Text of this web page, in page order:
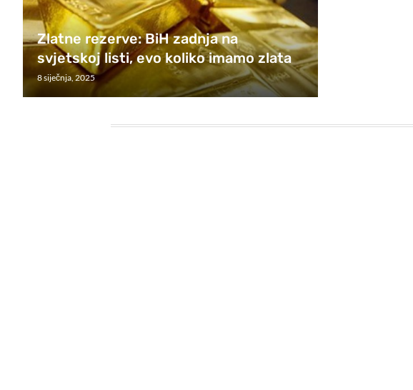
Zlatne rezerve: BiH zadnja na
svjetskoj listi, evo koliko imamo zlata
8 siječnja, 2025